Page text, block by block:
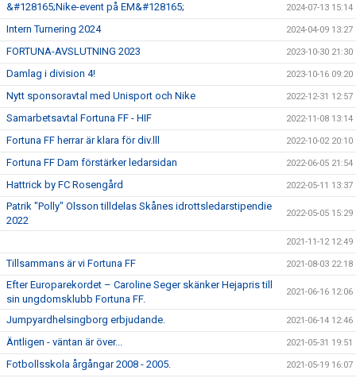
&#128165;Nike-event på EM&#128165; 2024-07-13 15:14
Intern Turnering 2024 2024-04-09 13:27
FORTUNA-AVSLUTNING 2023 2023-10-30 21:30
Damlag i division 4! 2023-10-16 09:20
Nytt sponsoravtal med Unisport och Nike 2022-12-31 12:57
Samarbetsavtal Fortuna FF - HIF 2022-11-08 13:14
Fortuna FF herrar är klara för div.lll 2022-10-02 20:10
Fortuna FF Dam förstärker ledarsidan 2022-06-05 21:54
Hattrick by FC Rosengård 2022-05-11 13:37
Patrik "Polly" Olsson tilldelas Skånes idrottsledarstipendie
2022
2022-05-05 15:29
2021-11-12 12:49
Tillsammans är vi Fortuna FF 2021-08-03 22:18
Efter Europarekordet – Caroline Seger skänker Hejapris till
sin ungdomsklubb Fortuna FF.
2021-06-16 12:06
Jumpyardhelsingborg erbjudande. 2021-06-14 12:46
Äntligen - väntan är över... 2021-05-31 19:51
Fotbollsskola årgångar 2008 - 2005. 2021-05-19 16:07